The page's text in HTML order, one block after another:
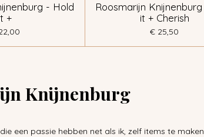
- Hold
+
Roosmarijn
it + Cherish
€ 25,50
Knijnenburg
een passie hebben net als ik, zelf items te